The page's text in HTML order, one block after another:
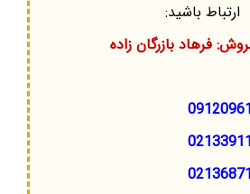
ارتباط باشید:
فرهاد بازرگان زاده